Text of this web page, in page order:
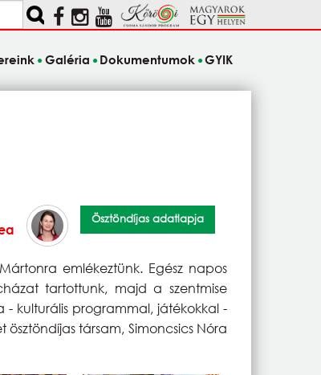
Galéria Dokumentumok GYIK
Ösztöndíjas adatlapja
emlékeztünk. Egész napos
tartottunk, majd a szentmise
- kulturális programmal, játékokkal -
társam, Simoncsics Nóra